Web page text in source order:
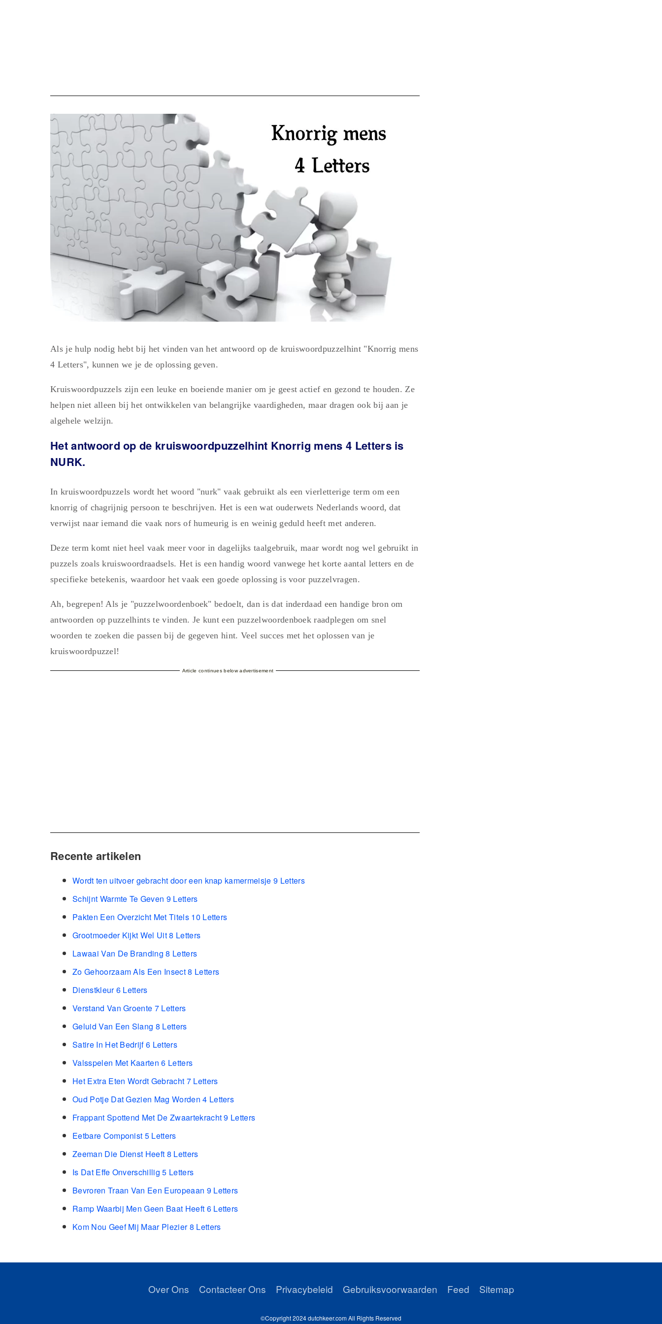
Als je hulp nodig hebt bij het vinden van het antwoord op de kruiswoordpuzzelhint "Knorrig mens
4 Letters", kunnen we je de oplossing geven.
Kruiswoordpuzzels zijn een leuke en boeiende manier om je geest actief en gezond te houden. Ze
helpen niet alleen bij het ontwikkelen van belangrijke vaardigheden, maar dragen ook bij aan je
algehele welzijn.
Het antwoord op de kruiswoordpuzzelhint Knorrig mens 4 Letters is
NURK.
In kruiswoordpuzzels wordt het woord "nurk" vaak gebruikt als een vierletterige term om een
knorrig of chagrijnig persoon te beschrijven. Het is een wat ouderwets Nederlands woord, dat
verwijst naar iemand die vaak nors of humeurig is en weinig geduld heeft met anderen.
Deze term komt niet heel vaak meer voor in dagelijks taalgebruik, maar wordt nog wel gebruikt in
puzzels zoals kruiswoordraadsels. Het is een handig woord vanwege het korte aantal letters en de
specifieke betekenis, waardoor het vaak een goede oplossing is voor puzzelvragen.
Ah, begrepen! Als je "puzzelwoordenboek" bedoelt, dan is dat inderdaad een handige bron om
antwoorden op puzzelhints te vinden. Je kunt een puzzelwoordenboek raadplegen om snel
woorden te zoeken die passen bij de gegeven hint. Veel succes met het oplossen van je
kruiswoordpuzzel!
Article continues below advertisement
Recente artikelen
Wordt ten uitvoer gebracht door een knap kamermeisje 9 Letters
Schijnt Warmte Te Geven 9 Letters
Pakten Een Overzicht Met Titels 10 Letters
Grootmoeder Kijkt Wel Uit 8 Letters
Lawaai Van De Branding 8 Letters
Zo Gehoorzaam Als Een Insect 8 Letters
Dienstkleur 6 Letters
Verstand Van Groente 7 Letters
Geluid Van Een Slang 8 Letters
Satire In Het Bedrijf 6 Letters
Valsspelen Met Kaarten 6 Letters
Het Extra Eten Wordt Gebracht 7 Letters
Oud Potje Dat Gezien Mag Worden 4 Letters
Frappant Spottend Met De Zwaartekracht 9 Letters
Eetbare Componist 5 Letters
Zeeman Die Dienst Heeft 8 Letters
Is Dat Effe Onverschillig 5 Letters
Bevroren Traan Van Een Europeaan 9 Letters
Ramp Waarbij Men Geen Baat Heeft 6 Letters
Kom Nou Geef Mij Maar Plezier 8 Letters
Over Ons Contacteer Ons Privacybeleid Gebruiksvoorwaarden Feed Sitemap
©Copyright 2024 dutchkeer.com All Rights Reserved